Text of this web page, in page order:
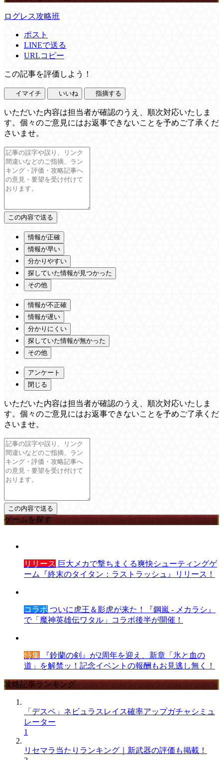
ログレス攻略班
ポスト
LINEで送る
URLコピー
この記事を評価しよう！
イマイチ いいね 指摘する
いただいた内容は担当者が確認のうえ、順次対応いたしま
す。個々のご意見にはお返事できないことを予めご了承くだ
さいませ。
情報が正確
情報が早い
分かりやすい
探していた情報が見つかった
その他
情報が不正確
情報が遅い
分かりにくい
探していた情報が無かった
その他
アンケート
閉じる
いただいた内容は担当者が確認のうえ、順次対応いたしま
す。個々のご意見にはお返事できないことを予めご了承くだ
さいませ。
ゲームを探す
リリース 巨大メカで撃ちまくる爽快シューティングゲ
ーム『終末のタイタン：ラストラッシュ』リリース！
コラボ ついに虎王＆影虎が来た！『鋼嵐 - メカラシ』
で「魔神英雄伝ワタル」コラボ後半が開催！
特集 『鈴蘭の剣』が2周年を迎え、新章「氷と血の
道」を解禁ッ！記念イベントの報酬もお見逃し無く！
攻略記事ランキング
「デスペ」ネビュラスレイス確率アップガチャシミュ
レーター
1
リセマラ当たりランキング｜新武器の評価も掲載！